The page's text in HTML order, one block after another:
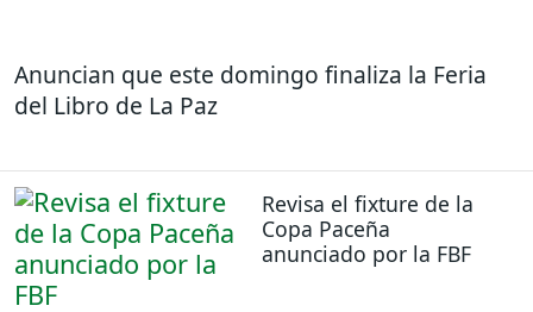
Anuncian que este domingo finaliza la Feria
del Libro de La Paz
Revisa el fixture de la
Copa Paceña
anunciado por la FBF